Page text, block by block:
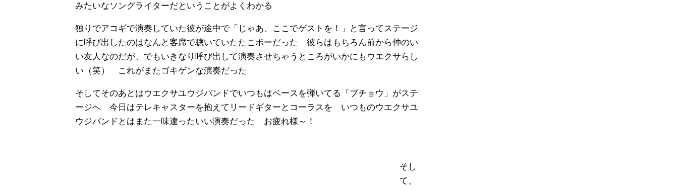
みたいなソングライターだということがよくわかる
独りでアコギで演奏していた彼が途中で「じゃあ、ここでゲストを！」と言ってステージ
に呼び出したのはなんと客席で聴いていたたこボーだった 彼らはもちろん前から仲のい
い友人なのだが、でもいきなり呼び出して演奏させちゃうところがいかにもウエクサらし
い（笑） これがまたゴキゲンな演奏だった
そしてそのあとはウエクサユウジバンドでいつもはベースを弾いてる「ブチョウ」がステ
ージへ 今日はテレキャスターを抱えてリードギターとコーラスを いつものウエクサユ
ウジバンドとはまた一味違ったいい演奏だった お疲れ様～！
そし
て、